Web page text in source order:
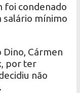
foi condenado
salário mínimo
Cármen
por ter
não